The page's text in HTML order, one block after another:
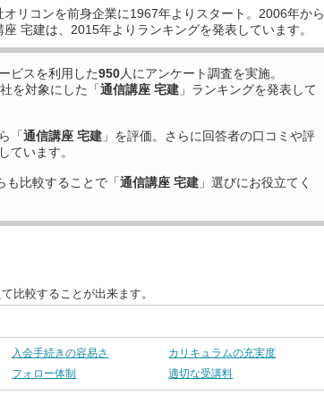
リコンを前身企業に1967年よりスタート。2006年から
宅建は、2015年よりランキングを発表しています。
ビスを利用した950人にアンケート調査を実施。
社を対象にした「通信講座 宅建 」ランキングを発表して
「通信講座 宅建 」を評価。さらに回答者の口コミや評
ています。
も比較することで「通信講座 宅建 」選びにお役立てく
比較することが出来ます。
入会手続きの容易さ
カリキュラムの充実度
フォロー体制 適切な受講料